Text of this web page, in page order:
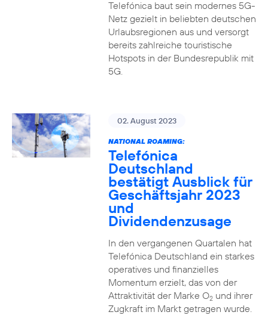
Telefónica baut sein modernes 5G-
Netz gezielt in beliebten deutschen
Urlaubsregionen aus und versorgt
bereits zahlreiche touristische
Hotspots in der Bundesrepublik mit
5G.
02. August 2023
NATIONAL ROAMING:
Telefónica
Deutschland
bestätigt Ausblick für
Geschäftsjahr 2023
und
Dividendenzusage
In den vergangenen Quartalen hat
Telefónica Deutschland ein starkes
operatives und finanzielles
Momentum erzielt, das von der
Attraktivität der Marke O2und ihrer
Zugkraft im Markt getragen wurde.